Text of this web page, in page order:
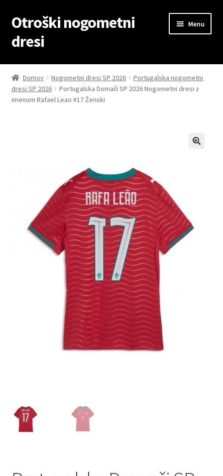
Skip
to
navigation
Skip
to
content
Otroški nogometni
dresi
Menu
Domov
Blog
Zaključek nakupa
Domov Nogometni dresi SP 2026
Portugalska nogometni
dresi SP 2026
Portugalska Domači SP 2026 Nogometni dresi z
imenom Rafael Leao #17 Ženski